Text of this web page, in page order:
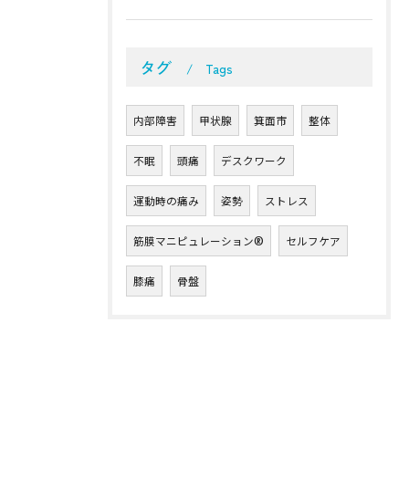
タグ Tags
内部障害 甲状腺 箕面市 整体
不眠 頭痛 デスクワーク
運動時の痛み 姿勢 ストレス
筋膜マニピュレーション®︎ セルフケア
膝痛 骨盤